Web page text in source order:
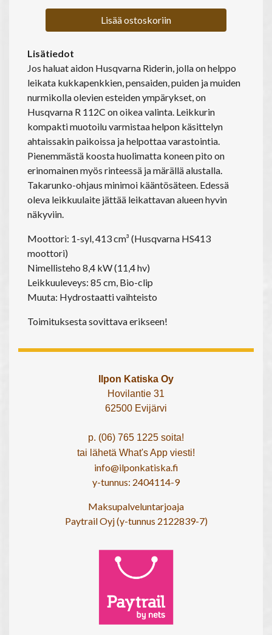
Lisää ostoskoriin
Lisätiedot
Jos haluat aidon Husqvarna Riderin, jolla on helppo
leikata kukkapenkkien, pensaiden, puiden ja muiden
nurmikolla olevien esteiden ympärykset, on
Husqvarna R 112C on oikea valinta. Leikkurin
kompakti muotoilu varmistaa helpon käsittelyn
ahtaissakin paikoissa ja helpottaa varastointia.
Pienemmästä koosta huolimatta koneen pito on
erinomainen myös rinteessä ja märällä alustalla.
Takarunko-ohjaus minimoi kääntösäteen. Edessä
oleva leikkuulaite jättää leikattavan alueen hyvin
näkyviin.
Moottori: 1-syl, 413 cm³ (Husqvarna HS413
moottori)
Nimellisteho 8,4 kW (11,4 hv)
Leikkuuleveys: 85 cm, Bio-clip
Muuta: Hydrostaatti vaihteisto
Toimituksesta sovittava erikseen!
Ilpon Katiska Oy
Hovilantie 31
62500 Evijärvi
p. (06) 765 1225 soita!
tai lähetä What's App viesti!
info@ilponkatiska.fi
y-tunnus: 2404114-9
Maksupalveluntarjoaja
Paytrail Oyj (y-tunnus 2122839-7)